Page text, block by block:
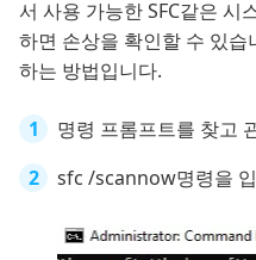
서 사용 가능한 SFC같은 시
하면 손상을 확인할 수 있
하는 방법입니다.
명령 프롬프트를 찾고
sfc /scannow명령을